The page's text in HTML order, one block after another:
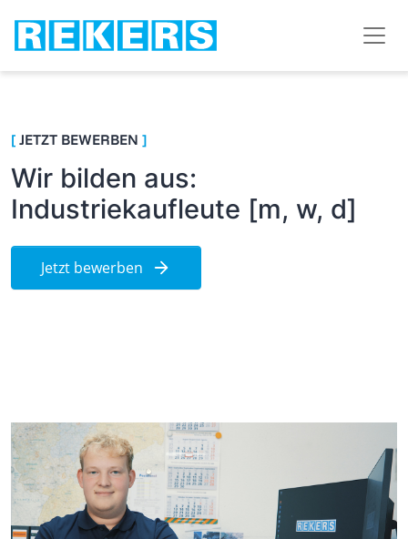
[ JETZT BEWERBEN ]
Wir bilden aus:
Industriekaufleute [m, w, d]
Jetzt bewerben